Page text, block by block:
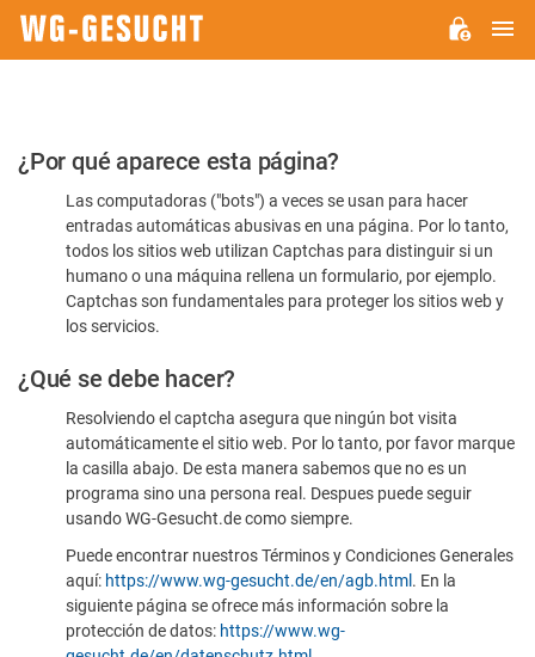
Por
favor,
confirme
humano
¿Por qué aparece esta página?
Las computadoras ("bots") a veces se usan para hacer
entradas automáticas abusivas en una página. Por lo tanto,
todos los sitios web utilizan Captchas para distinguir si un
humano o una máquina rellena un formulario, por ejemplo.
Captchas son fundamentales para proteger los sitios web y
los servicios.
¿Qué se debe hacer?
Resolviendo el captcha asegura que ningún bot visita
automáticamente el sitio web. Por lo tanto, por favor marque
la casilla abajo. De esta manera sabemos que no es un
programa sino una persona real. Despues puede seguir
usando WG-Gesucht.de como siempre.
Puede encontrar nuestros Términos y Condiciones Generales
aquí: https://www.wg-gesucht.de/en/agb.html . En la
siguiente página se ofrece más información sobre la
protección de datos: https://www.wg-